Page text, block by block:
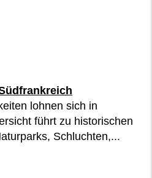
lohnen sich in
führt zu historischen
Schluchten,...